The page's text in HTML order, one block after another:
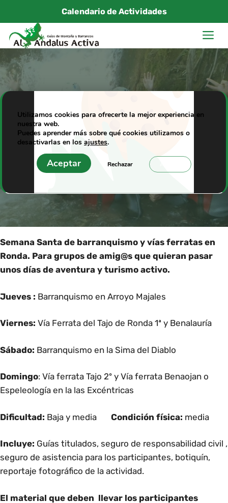
contenido
Calendario de Actividades
Semana Santa de
Aventura en Ronda
20/02/2011 Al Andalus Activa
Semana Santa de barranquismo y vías ferratas en
Ronda. Para grupos de amig@s que quieran pasar
unos días de aventura y turismo activo.
Jueves : Barranquismo en Arroyo Majales
Viernes: Vía Ferrata del Tajo de Ronda 1ª y Benalauría
Sábado: Barranquismo en la Sima del Diablo
Domingo: Vía ferrata Tajo 2º y Vía ferrata Benaojan o
Espeleología en la las Excéntricas
Dificultad: Baja y media Condición física: media
Incluye: Guías titulados, seguro de responsabilidad civil ,
seguro de asistencia para los participantes, botiquín,
reportaje fotográfico de la actividad.
El material que deben llevar los participantes
Utilizamos cookies para ofrecerte la mejor experiencia en
nuestra web.
Puedes aprender más sobre qué cookies utilizamos o
desactivarlas en los ajustes.
Aceptar Rechazar